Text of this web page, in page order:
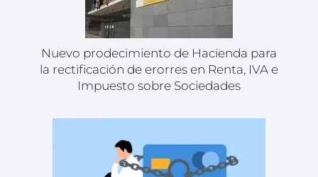
Nuevo prodecimiento de Hacienda para
la rectificación de erorres en Renta, IVA e
Impuesto sobre Sociedades